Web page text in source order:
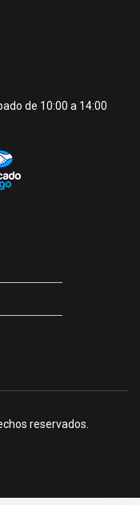
de 10:00 a 14:00
reservados.